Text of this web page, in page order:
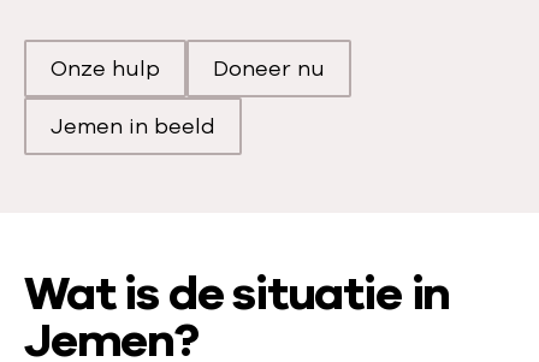
Scroll naar
Onze hulp
Scroll naar
Doneer nu
Scroll naar
Jemen in beeld
Wat is de situatie in
Jemen?